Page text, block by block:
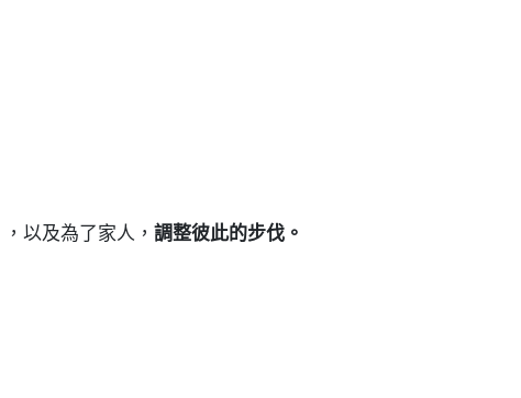
，以及為了家人，調整彼此的步伐。